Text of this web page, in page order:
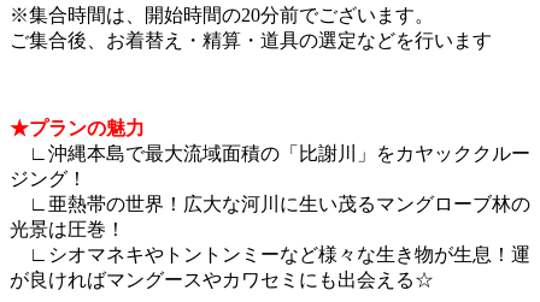
※集合時間は、開始時間の20分前でございます。
ご集合後、お着替え・精算・道具の選定などを行います
★プランの魅力
∟沖縄本島で最大流域面積の「比謝川」をカヤッククルー
ジング！
∟亜熱帯の世界！広大な河川に生い茂るマングローブ林の
光景は圧巻！
∟シオマネキやトントンミーなど様々な生き物が生息！運
が良ければマングースやカワセミにも出会える☆